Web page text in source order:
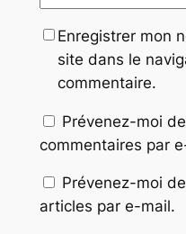
Enregistrer mon
site dans le
commentaire.
Prévenez-moi
commentaires par
Prévenez-moi
articles par e-mail.